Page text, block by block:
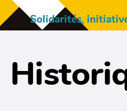
Solidarités,